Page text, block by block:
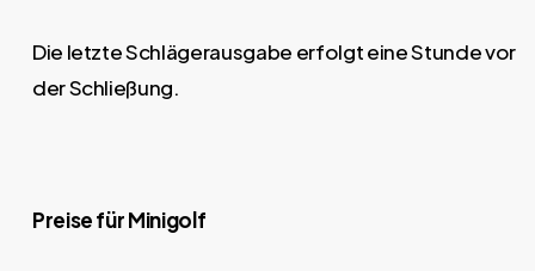
Die letzte Schlägerausgabe erfolgt eine Stunde vor
der Schließung.
Preise für Minigolf